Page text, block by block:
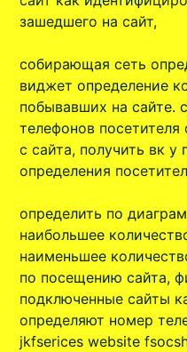
зашедшего на сайт,
собирающая сеть
виджет определение
побывавших на сайте.
телефонов посетителя
с сайта, получить вк у
определения
определить по
наибольшее
наименьшее
по посещению сайта,
подключенные сайты
определяют номер
jkfserices website